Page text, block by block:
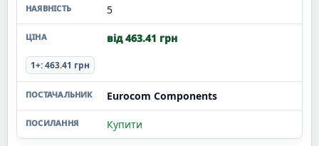
5
від 463.41 грн
1+: 463.41 грн
Eurocom Components
Купити